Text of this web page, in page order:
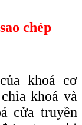
chép
khoá cơ
khoá và
cửa truyền